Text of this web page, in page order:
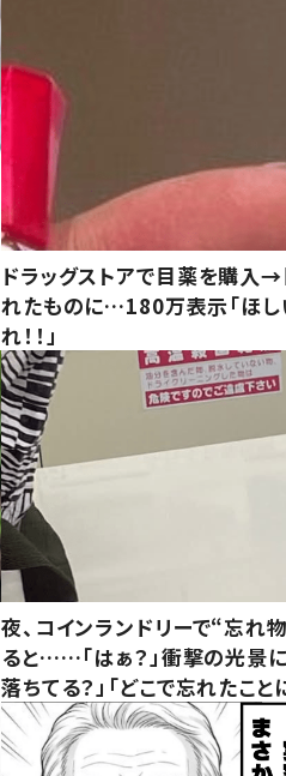
ドラッグストアで目薬を購入
れたものに…180万表示「ほしい
れ！！」
夜、コインランドリーで“忘れ
ると……「はぁ？」衝撃の光景に
落ちてる？」「どこで忘れたこと